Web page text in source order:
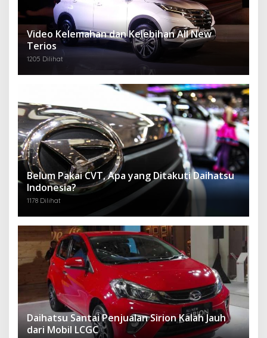
Video Kelemahan dan Kelebihan All New
Terios
1205 Dilihat
Belum Pakai CVT, Apa yang Ditakuti Daihatsu
Indonesia?
1178 Dilihat
Daihatsu Santai Penjualan Sirion Kalah Jauh
dari Mobil LCGC